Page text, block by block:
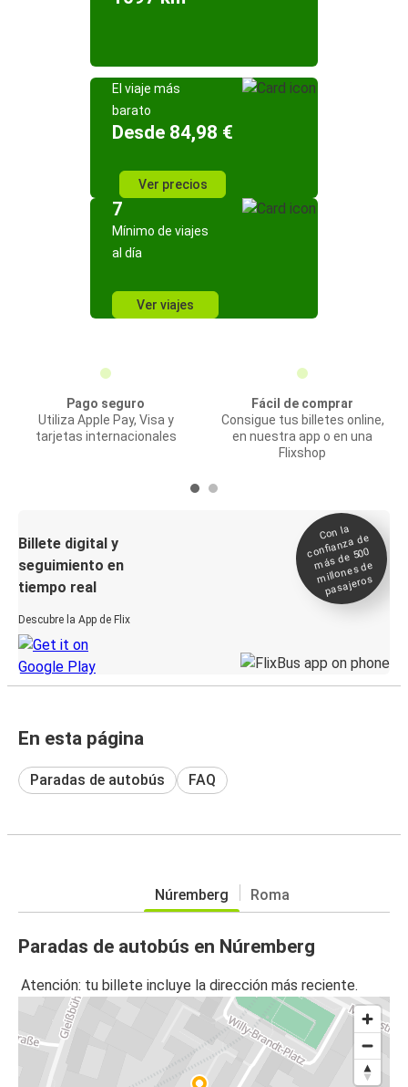
El viaje más
barato
Desde 84,98 €
Ver precios
7
Mínimo de viajes
al día
Ver viajes
Pago seguro
Utiliza Apple Pay, Visa y
tarjetas internacionales
Fácil de comprar
Consigue tus billetes online,
en nuestra app o en una
Flixshop
Billete digital y
seguimiento en
tiempo real
Descubre la App de Flix
Con la
confianza de
más de 500
millones de
pasajeros
En esta página
Paradas de autobús FAQ
Núremberg Roma
Paradas de autobús en Núremberg
Atención: tu billete incluye la dirección más reciente.